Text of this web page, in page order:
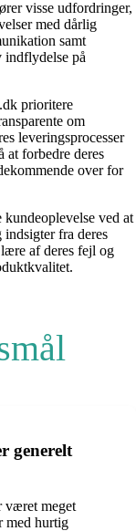
visse udfordringer,
med dårlig
samt
indflydelse på
prioritere
om
leveringsprocesser
at forbedre deres
over for
ved at
fra deres
af deres fejl og
generelt
været meget
med hurtig